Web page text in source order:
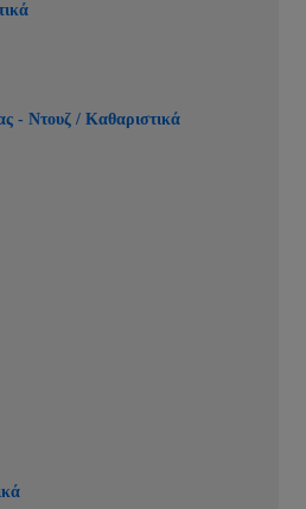
- Ντουζ / Καθαριστικά